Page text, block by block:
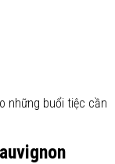
những buổi tiệc cần